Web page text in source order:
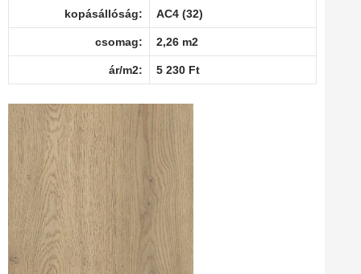
kopásállóság: AC4 (32)
csomag: 2,26 m2
ár/m2: 5 230 Ft